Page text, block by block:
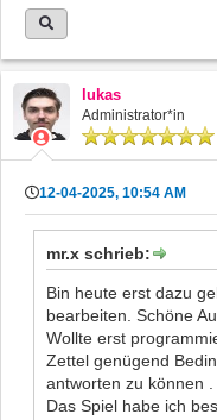
lukas
Administrator*in
12-04-2025, 10:54 AM
mr.x schrieb:
Bin heute erst dazu
bearbeiten. Schöne
Wollte erst
Zettel genügend
antworten zu können .
Das Spiel habe ich